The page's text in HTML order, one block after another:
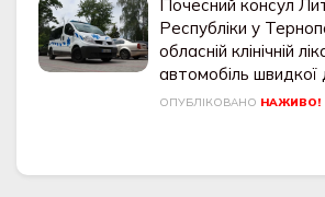
Почесний консул
Республіки у
обласній клінічній
автомобіль швидкої
ОПУБЛІКОВАНО НАЖИВО!